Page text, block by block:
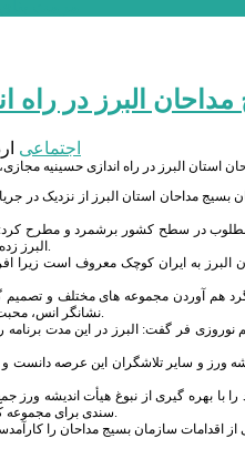
مداحان البرز در
اجتماعی
مداحان استان البرز از نزدیک در
مطلوب در سطح کشور برشمرد و مطرح
البرز زده شد و سایر استان ها نیز به تکاپو افتادند تا اقدام جدیدی را رقم بزنند.
البرز به ایران کوچک معروف است زیرا
آوردن مجموعه های مختلف و تصمیم
نشانگر انس، محبت و مودتی است که می تواند در بین این مجموعه ها وجود داشته باشد.
فر گفت: البرز در این مدت برنامه
و سایر تلاشگران این عرصه دانست و
سندی برای مجموعه کل کشور از آن ها استفاده شود و برنامه ریزی های لازم صورت گیرد.
از اقدامات سازمان بسیج مداحان را